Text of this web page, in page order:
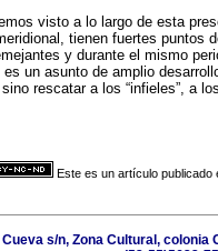
visto a lo largo de esta
tienen fuertes puntos
y durante el mismo
un asunto de amplio
rescatar a los “infieles”, a
Este es un artículo
s/n, Zona Cultural,